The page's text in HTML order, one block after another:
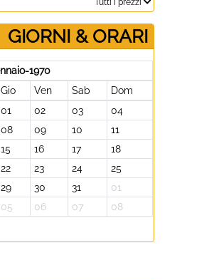
­Tutti i prezzi
GIORNI & ORARI
1970
Gio Ven Sab
Dom
01 02 03
04
08 09 10
11
15 16 17
18
22 23 24
25
29 30 31
01
05 06 07 08